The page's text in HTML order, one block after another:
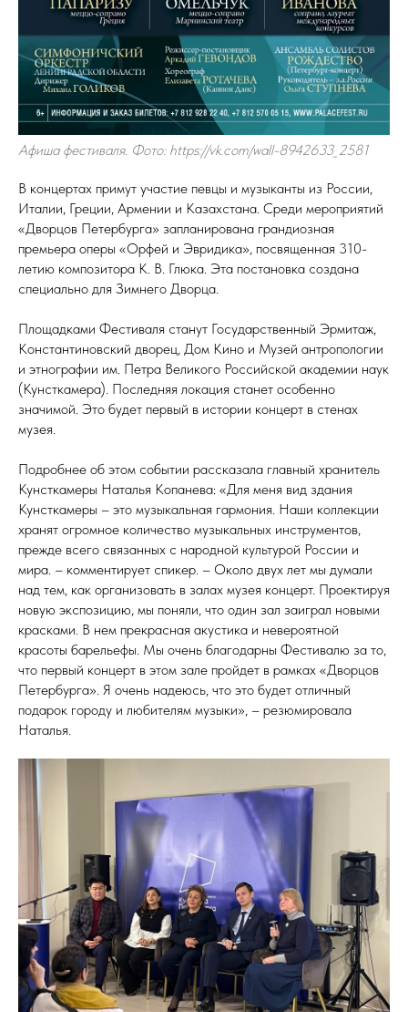
Афиша фестиваля. Фото: https://vk.com/wall-8942633_2581
В концертах примут участие певцы и музыканты из России,
Италии, Греции, Армении и Казахстана. Среди мероприятий
«Дворцов Петербурга» запланирована грандиозная
премьера оперы «Орфей и Эвридика», посвященная 310-
летию композитора К. В. Глюка. Эта постановка создана
специально для Зимнего Дворца.
Площадками Фестиваля станут Государственный Эрмитаж,
Константиновский дворец, Дом Кино и Музей антропологии
и этнографии им. Петра Великого Российской академии наук
(Кунсткамера). Последняя локация станет особенно
значимой. Это будет первый в истории концерт в стенах
музея.
Подробнее об этом событии рассказала главный хранитель
Кунсткамеры Наталья Копанева: «Для меня вид здания
Кунсткамеры – это музыкальная гармония. Наши коллекции
хранят огромное количество музыкальных инструментов,
прежде всего связанных с народной культурой России и
мира. – комментирует спикер. – Около двух лет мы думали
над тем, как организовать в залах музея концерт. Проектируя
новую экспозицию, мы поняли, что один зал заиграл новыми
красками. В нем прекрасная акустика и невероятной
красоты барельефы. Мы очень благодарны Фестивалю за то,
что первый концерт в этом зале пройдет в рамках «Дворцов
Петербурга». Я очень надеюсь, что это будет отличный
подарок городу и любителям музыки», – резюмировала
Наталья.